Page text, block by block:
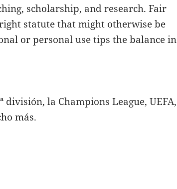
scholarship, and research. Fair
statute that might otherwise be
or personal use tips the balance in
la Champions League, UEFA,
más.